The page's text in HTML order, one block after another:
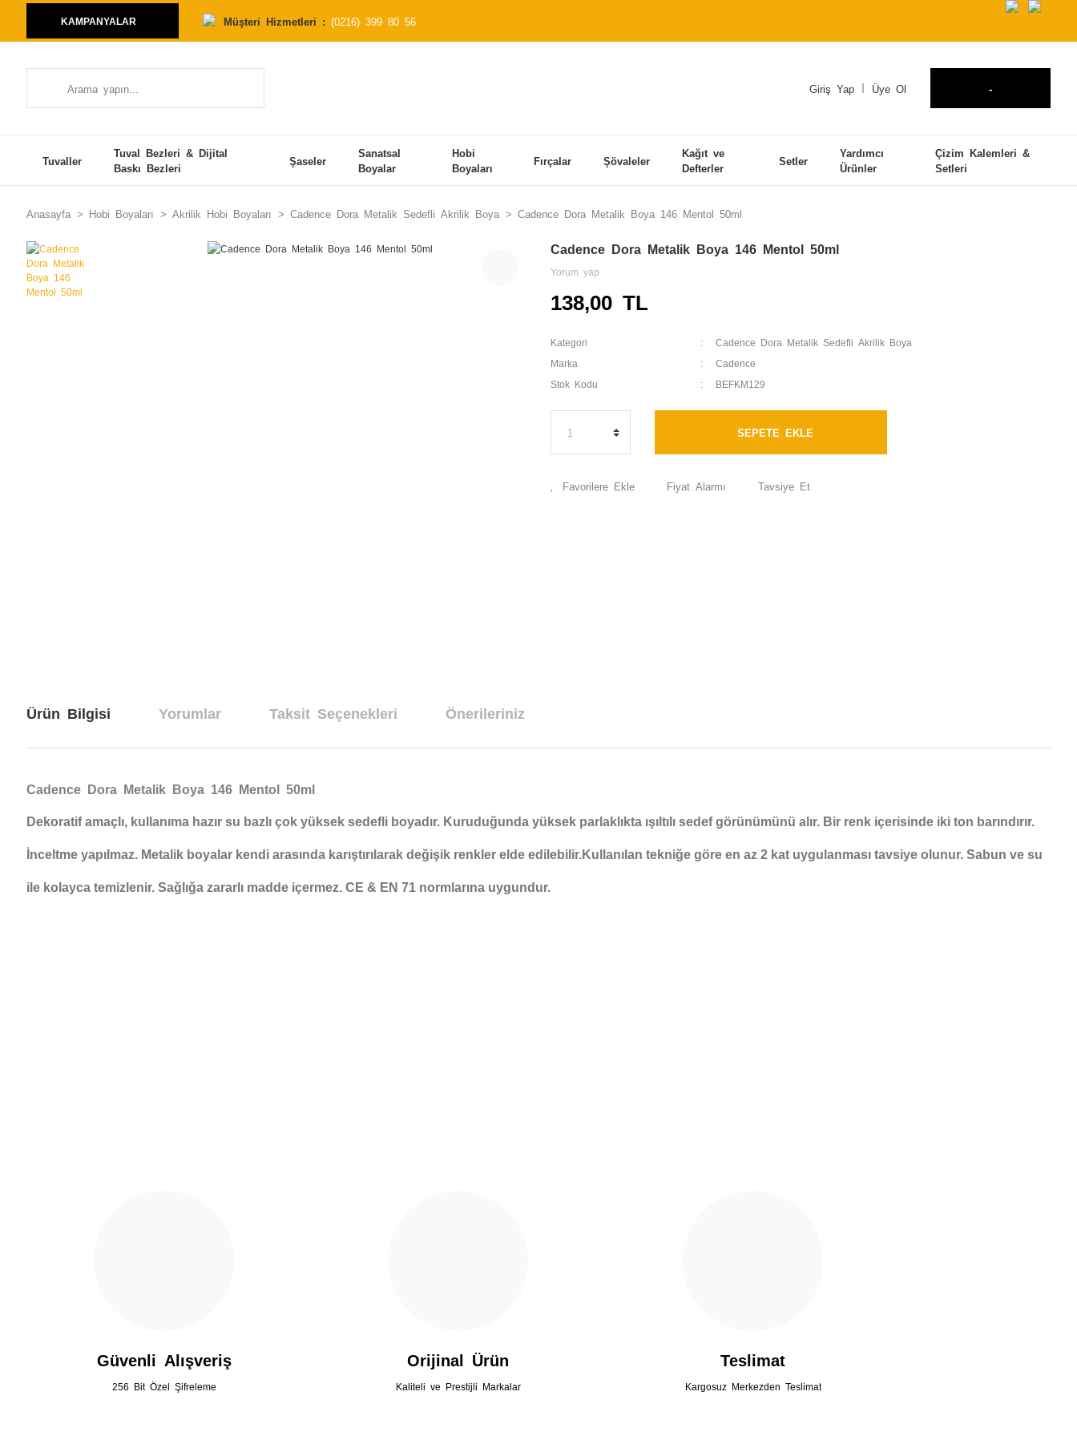
KAMPANYALAR Müşteri Hizmetleri : (0216) 399 80 56
Giriş Yap Üye Ol -
Tuvaller
Tuval Bezleri & Dijital
Baskı Bezleri
Şaseler
Sanatsal
Boyalar
Hobi
Boyaları
Fırçalar Şövaleler
Kağıt ve
Defterler
Setler
Yardımcı
Ürünler
Çizim Kalemleri &
Setleri
Anasayfa Hobi Boyaları Akrilik Hobi Boyaları Cadence Dora Metalik Sedefli Akrilik Boya Cadence Dora Metalik Boya 146 Mentol 50ml
Cadence Dora Metalik Boya 146 Mentol 50ml
Yorum yap
138,00 TL
Kategori Cadence Dora Metalik Sedefli Akrilik Boya
Marka Cadence
Stok Kodu BEFKM129
SEPETE EKLE
Fiyat Alarmı Tavsiye Et
Ürün Bilgisi Yorumlar Taksit Seçenekleri Önerileriniz
Cadence Dora Metalik Boya 146 Mentol 50ml
Dekoratif amaçlı, kullanıma hazır su bazlı çok yüksek sedefli boyadır. Kuruduğunda yüksek parlaklıkta ışıltılı sedef görünümünü alır. Bir renk içerisinde iki ton barındırır.
İnceltme yapılmaz. Metalik boyalar kendi arasında karıştırılarak değişik renkler elde edilebilir.Kullanılan tekniğe göre en az 2 kat uygulanması tavsiye olunur. Sabun ve su
ile kolayca temizlenir. Sağlığa zararlı madde içermez. CE & EN 71 normlarına uygundur.
Güvenli Alışveriş
256 Bit Özel Şifreleme
Orijinal Ürün
Kaliteli ve Prestijli Markalar
Teslimat
Kargosuz Merkezden Teslimat